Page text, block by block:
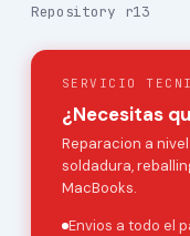
Repository r13
SERVICIO
¿Necesitas
Reparacion a
soldadura,
MacBooks.
Envios a todo el